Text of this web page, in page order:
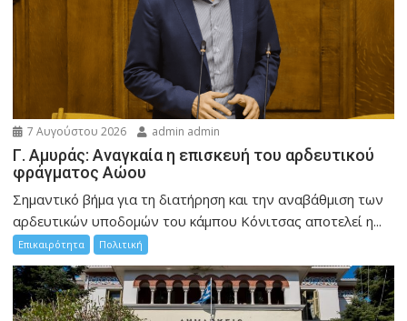
7 Αυγούστου 2026 admin admin
Γ. Αμυράς: Αναγκαία η επισκευή του αρδευτικού
φράγματος Αώου
Σημαντικό βήμα για τη διατήρηση και την αναβάθμιση των
αρδευτικών υποδομών του κάμπου Κόνιτσας αποτελεί η...
Επικαιρότητα Πολιτική